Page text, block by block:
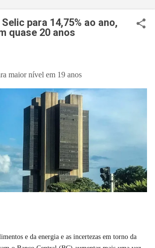
para 14,75% ao ano,
quase 20 anos
maior nível em 19 anos
e da energia e as incertezas em torno da